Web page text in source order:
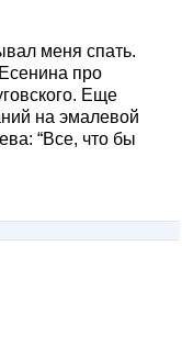
меня спать.
про
Еще
на эмалевой
“Все, что бы